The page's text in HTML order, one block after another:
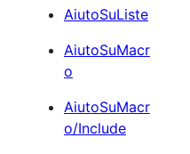
AiutoSuListe
AiutoSuMacr
o
AiutoSuMacr
o/Include